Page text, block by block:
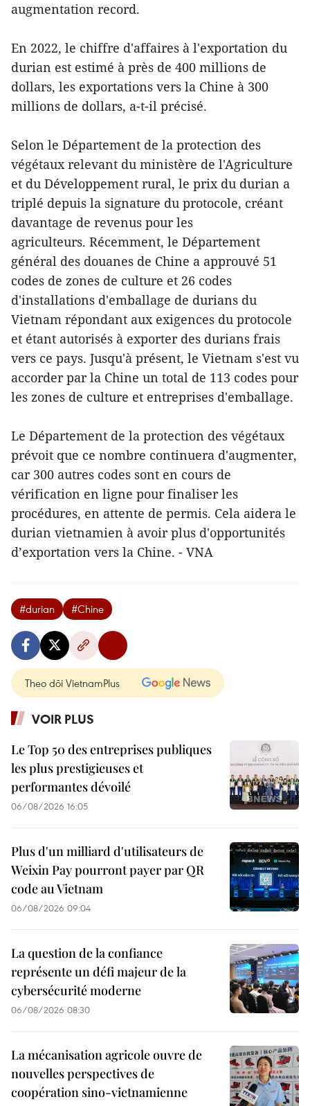
augmentation record.
En 2022, le chiffre d'affaires à l'exportation du
durian est estimé à près de 400 millions de
dollars, les exportations vers la Chine à 300
millions de dollars, a-t-il précisé.
Selon le Département de la protection des
végétaux relevant du ministère de l'Agriculture
et du Développement rural, le prix du durian a
triplé depuis la signature du protocole, créant
davantage de revenus pour les
agriculteurs. Récemment, le Département
général des douanes de Chine a approuvé 51
codes de zones de culture et 26 codes
d'installations d'emballage de durians du
Vietnam répondant aux exigences du protocole
et étant autorisés à exporter des durians frais
vers ce pays. Jusqu'à présent, le Vietnam s'est vu
accorder par la Chine un total de 113 codes pour
les zones de culture et entreprises d'emballage.
Le Département de la protection des végétaux
prévoit que ce nombre continuera d'augmenter,
car 300 autres codes sont en cours de
vérification en ligne pour finaliser les
procédures, en attente de permis. Cela aidera le
durian vietnamien à avoir plus d'opportunités
d’exportation vers la Chine. - VNA
#durian #Chine
Theo dõi VietnamPlus
VOIR PLUS
Le Top 50 des entreprises publiques
les plus prestigieuses et
performantes dévoilé
06/08/2026 16:05
Plus d'un milliard d'utilisateurs de
Weixin Pay pourront payer par QR
code au Vietnam
06/08/2026 09:04
La question de la confiance
représente un défi majeur de la
cybersécurité moderne
06/08/2026 08:30
La mécanisation agricole ouvre de
nouvelles perspectives de
coopération sino-vietnamienne